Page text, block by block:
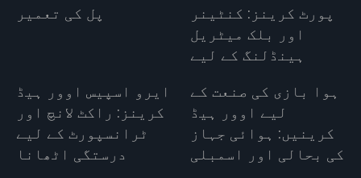
پل کی تعمیر
پورٹ کرینز: کنٹینر
اور بلک میٹریل
ہینڈلنگ کے لیے
ایرو اسپیس اوور ہیڈ
کرینز: راکٹ لانچ اور
ٹرانسپورٹ کے لیے
درستگی اٹھانا
ہوا بازی کی صنعت کے
لیے اوور ہیڈ
کرینیں: ہوائی جہاز
کی بحالی اور اسمبلی